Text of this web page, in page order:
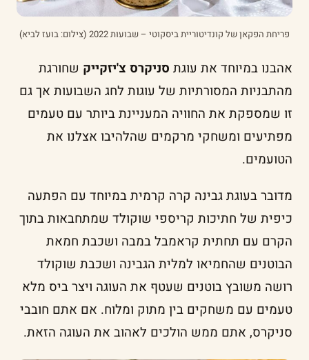
פריחת הפקאן של קונדיטוריית ביסקוטי – שבועות 2022 (צילום: בועז לביא)
אהבנו במיוחד את עוגת סניקרס צ'יזקייק שחורגת
מהתבניות המסורתיות של עוגות לחג השבועות אך גם
זו שמספקת את החוויה המעניינת ביותר עם טעמים
מפתיעים ומשחקי מרקמים שהלהיבו אצלנו את
הטועמים.
מדובר בעוגת גבינה קרה קרמית במיוחד עם הפתעה
כיפית של חתיכות קריספי שוקולד שמתחבאות בתוך
הקרם עם תחתית קראמבל במבה ושכבת חמאת
הבוטנים שהחמיאו למלית הגבינה ושכבת שוקולד
רושה משובץ בוטנים שעטף את העוגה ויצר ביס מלא
טעמים עם משחקים בין מתוק ומלוח. אם אתם חובבי
סניקרס, אתם ממש הולכים לאהוב את העוגה הזאת.